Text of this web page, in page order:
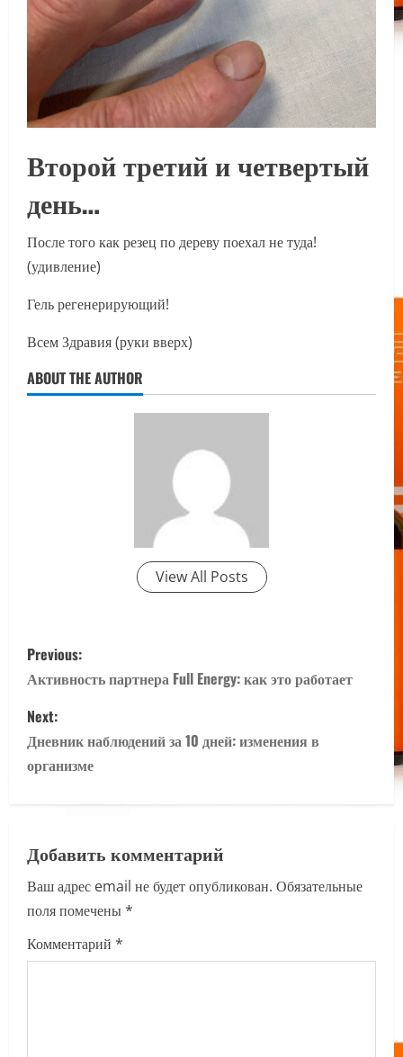
Второй третий и четвертый
день…
После того как резец по дереву поехал не туда!
(удивление)
Гель регенерирующий!
Всем Здравия (руки вверх)
ABOUT THE AUTHOR
View All Posts
P
o
s
t
v
i
g
Previous:
Активность партнера Full Energy: как это работает
Next:
Дневник наблюдений за 10 дней: изменения в
организме
Добавить комментарий
Ваш адрес email не будет опубликован. Обязательные
поля помечены*
Комментарий *